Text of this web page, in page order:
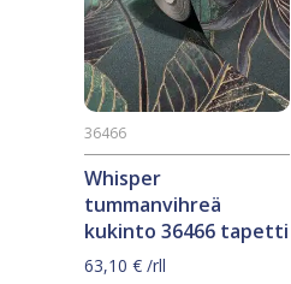
Whisper
tummanvihreä
kukinto 36466 tapetti
36466
63,10 € /rll